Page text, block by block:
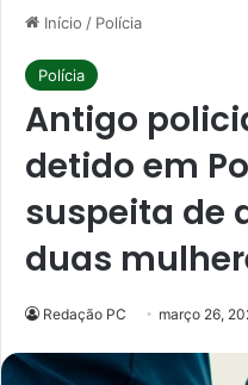
Início / Polícia
Polícia
Antigo
detido em
suspeita de
duas
Redação PC março 26,